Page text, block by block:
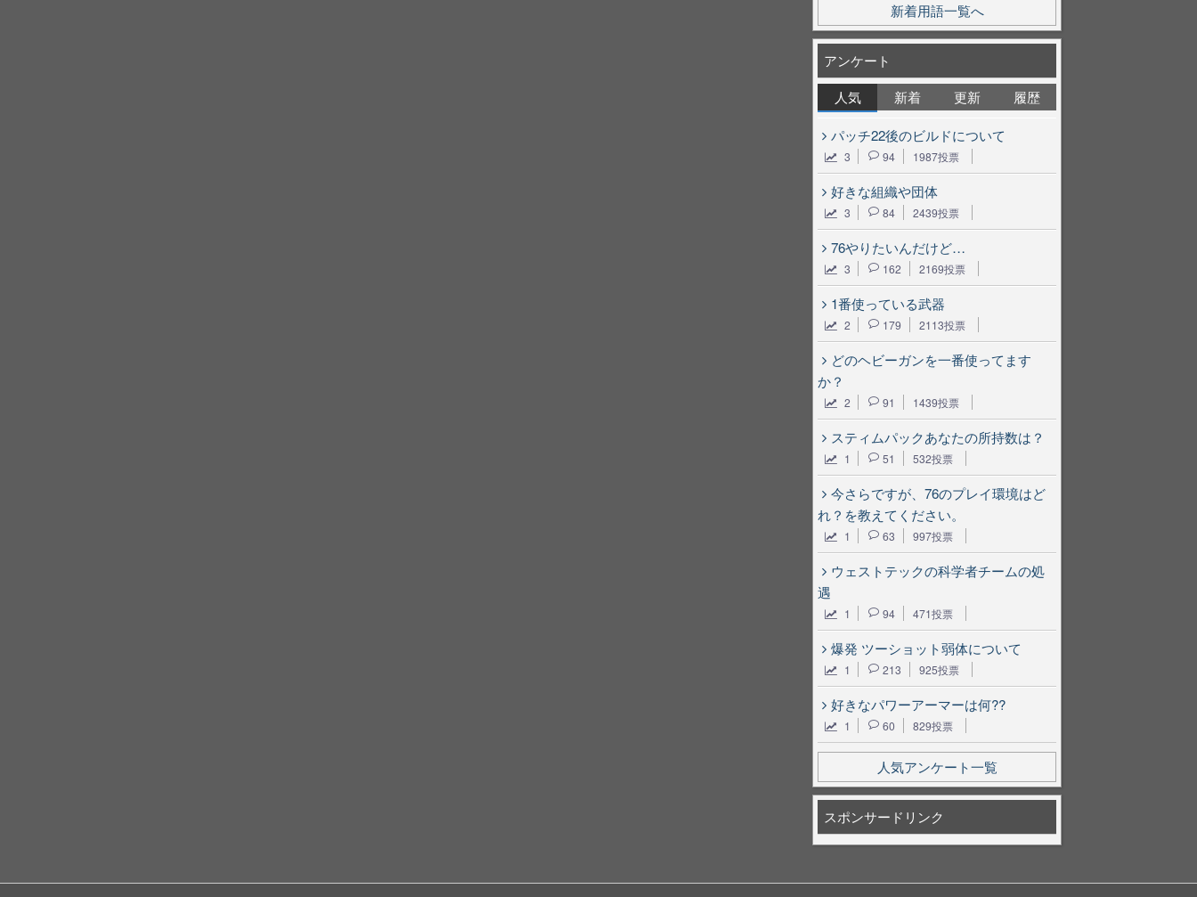
新着用語一覧へ
アンケート
人気
新着 更新 履歴
パッチ22後のビルドについて
3 94 1987投票
好きな組織や団体
3 84 2439投票
76やりたいんだけど…
3 162 2169投票
1番使っている武器
2 179 2113投票
どのヘビーガンを一番使ってます
か？
2 91 1439投票
スティムパックあなたの所持数は？
1 51 532投票
今さらですが、76のプレイ環境はど
れ？を教えてください。
1 63 997投票
ウェストテックの科学者チームの処
遇
1 94 471投票
爆発 ツーショット弱体について
1 213 925投票
好きなパワーアーマーは何??
1 60 829投票
人気アンケート一覧
スポンサードリンク